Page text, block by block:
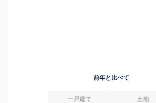
前年と比べて
一戸建て 土地